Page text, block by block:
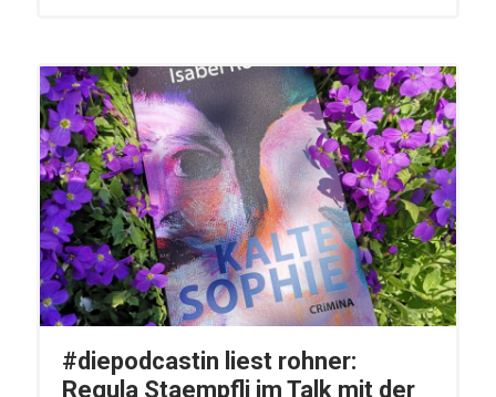
#diepodcastin liest rohner:
Regula Staempfli im Talk mit der